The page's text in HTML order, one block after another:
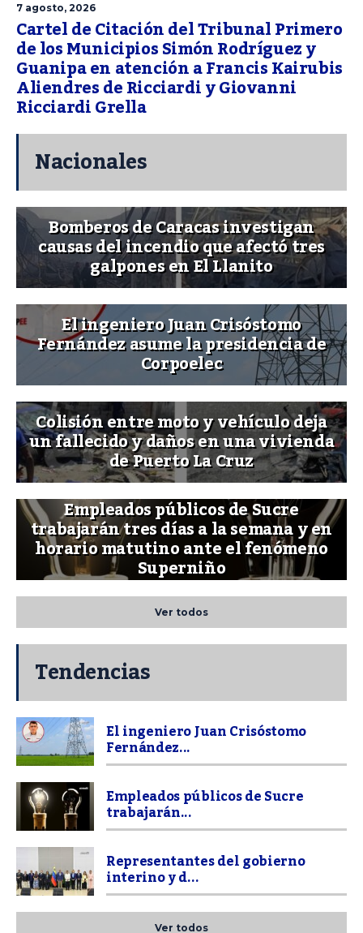
7 agosto, 2026
Cartel de Citación del Tribunal Primero
de los Municipios Simón Rodríguez y
Guanipa en atención a Francis Kairubis
Aliendres de Ricciardi y Giovanni
Ricciardi Grella
Nacionales
Bomberos de Caracas investigan
causas del incendio que afectó tres
galpones en El Llanito
El ingeniero Juan Crisóstomo
Fernández asume la presidencia de
Corpoelec
Colisión entre moto y vehículo deja
un fallecido y daños en una vivienda
de Puerto La Cruz
Empleados públicos de Sucre
trabajarán tres días a la semana y en
horario matutino ante el fenómeno
Superniño
Ver todos
Tendencias
El ingeniero Juan Crisóstomo
Fernández...
Empleados públicos de Sucre
trabajarán...
Representantes del gobierno
interino y d...
Ver todos